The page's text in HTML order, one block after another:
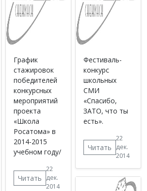
График
стажировок
победителей
конкурсных
мероприятий
проекта
«Школа
Росатома» в
2014-2015
учебном году/
Читать
22
дек.
2014
Фестиваль-
конкурс
школьных
СМИ
«Спасибо,
ЗАТО, что ты
есть».
Читать
22
дек.
2014